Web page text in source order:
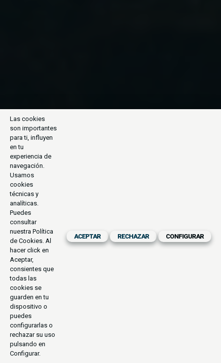
Las cookies
son importantes
para ti, influyen
en tu
experiencia de
navegación.
Usamos
cookies
técnicas y
analíticas.
Puedes
consultar
nuestra Política
de Cookies. Al
hacer click en
Aceptar,
consientes que
todas las
cookies se
guarden en tu
dispositivo o
puedes
configurarlas o
rechazar su uso
pulsando en
Configurar.
ACEPTAR RECHAZAR CONFIGURAR